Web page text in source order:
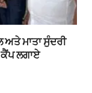
ਅਤੇ ਮਾਤਾ ਸੁੰਦਰੀ
ਲਗਾਏ